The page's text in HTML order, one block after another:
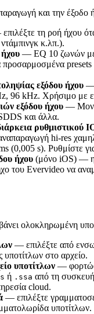
και την έξοδο
τη ροή ήχου
κ.λπ.).
— EQ 10 ζωνών με
προσαρμοσμένα
εξόδου ήχου —
96 kHz. Χρήσιμο με
εξόδου ήχου —
και άλλα.
ρυθμιστικού
αναπαραγωγή hi-res
(0,005 s). Ρυθμίστε
ήχου (μόνο iOS) — η
του Evervideo να
ολοκληρωμένη
— επιλέξτε από
στο αρχείο.
υποτίτλων —
ή .ssa από τη
cloud.
— επιλέξτε
υποτίτλων.